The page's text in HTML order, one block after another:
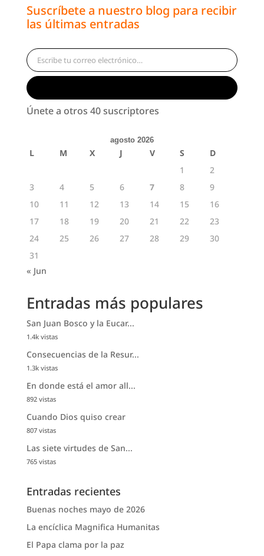
Suscríbete a nuestro blog para recibir
las últimas entradas
Escribe tu correo electrónico…
Únete a otros 40 suscriptores
agosto 2026
L M X J V S
D
1
2
3
4 5 6 7 8
9
10
11 12 13 14 15
16
17
18 19 20 21 22
23
24
25 26 27 28 29
30
31
« Jun
Entradas más populares
San Juan Bosco y la Eucar...
1.4k vistas
Consecuencias de la Resur...
1.3k vistas
En donde está el amor all...
892 vistas
Cuando Dios quiso crear
807 vistas
Las siete virtudes de San...
765 vistas
Entradas recientes
Buenas noches mayo de 2026
La encíclica Magnifica Humanitas
El Papa clama por la paz